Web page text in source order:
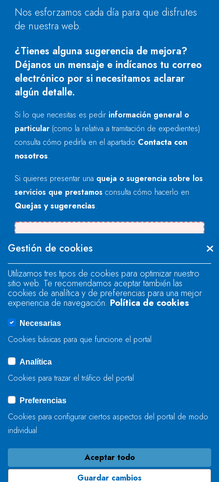
Nos esforzamos cada día para que disfrutes
de nuestra web.
¿Tienes alguna sugerencia de mejora?
Déjanos un mensaje e indícanos tu correo
electrónico por si necesitamos aclarar
algún detalle.
Si lo que necesitas es pedir información general o
particular (como la relativa a tramitación de expedientes)
consulta cómo pedirla en el apartado Contacta con
nosotros.
Si quieres presentar una queja o sugerencia sobre los
servicios que prestamos consulta cómo hacerlo en
Quejas y sugerencias.
"text".
Se produjo un error al cargar el campo
"text".
Se produjo un error al cargar el campo
ENVIAR
Gestión de cookies
Utilizamos tres tipos de cookies para optimizar nuestro
sitio web. Te recomendamos aceptar también las
cookies de analítica y de preferencias para una mejor
experiencia de navegación. Política de cookies
Necesarias
Cookies básicas para que funcione el portal
Analítica
Cookies para trazar el tráfico del portal
Preferencias
Cookies para configurar ciertos aspectos del portal de modo
individual
Aceptar todo
Guardar cambios